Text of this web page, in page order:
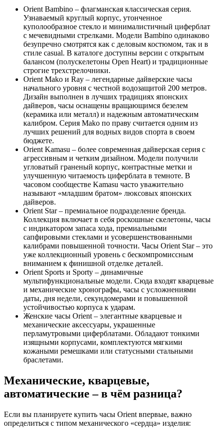
Orient Bambino – флагманская классическая серия.
Узнаваемый круглый корпус, утонченное
куполообразное стекло и минималистичный циферблат
с мечевидными стрелками. Модели Bambino одинаково
безупречно смотрятся как с деловым костюмом, так и в
стиле casual. В каталоге доступны версии с открытым
балансом (полускелетоны Open Heart) и традиционные
строгие трехстрелочники.
Orient Mako и Ray – легендарные дайверские часы
начального уровня с честной водозащитой 200 метров.
Дизайн выполнен в лучших традициях японских
дайверов, часы оснащены вращающимся безелем
(керамика или металл) и надежным автоматическим
калибром. Серия Mako по праву считается одним из
лучших решений для водных видов спорта в своем
бюджете.
Orient Kamasu – более современная дайверская серия с
агрессивным и четким дизайном. Модели получили
угловатый граненый корпус, контрастные метки и
улучшенную читаемость циферблата в темноте. В
часовом сообществе Kamasu часто уважительно
называют «младшим братом» люксовых японских
дайверов.
Orient Star – премиальное подразделение бренда.
Коллекция включает в себя роскошные скелетоны, часы
с индикатором запаса хода, премиальными
сапфировыми стеклами и усовершенствованными
калибрами повышенной точности. Часы Orient Star – это
уже коллекционный уровень с бескомпромиссным
вниманием к финишной отделке деталей.
Orient Sports и Sporty – динамичные
мультифункциональные модели. Сюда входят кварцевые
и механические хронографы, часы с усложнениями
даты, дня недели, секундомерами и повышенной
устойчивостью корпуса к ударам.
Женские часы Orient – элегантные кварцевые и
механические аксессуары, украшенные
перламутровыми циферблатами. Обладают тонкими
изящными корпусами, комплектуются мягкими
кожаными ремешками или статусными стальными
браслетами.
Механические, кварцевые,
автоматические – в чём разница?
Если вы планируете купить часы Orient впервые, важно
определиться с типом механического «сердца» изделия: